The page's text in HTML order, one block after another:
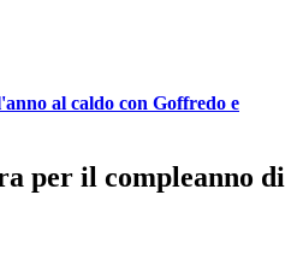
al caldo con Goffredo e
per il compleanno di